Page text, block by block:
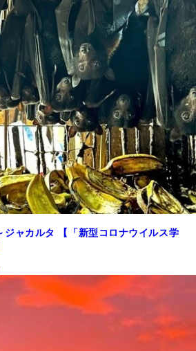
ジャカルタ 【「新型コロナウイルス学